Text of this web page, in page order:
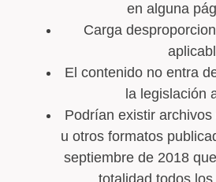
en alguna
Carga
El contenido no entra
la legislación
Podrían existir
u otros formatos
septiembre de 2018